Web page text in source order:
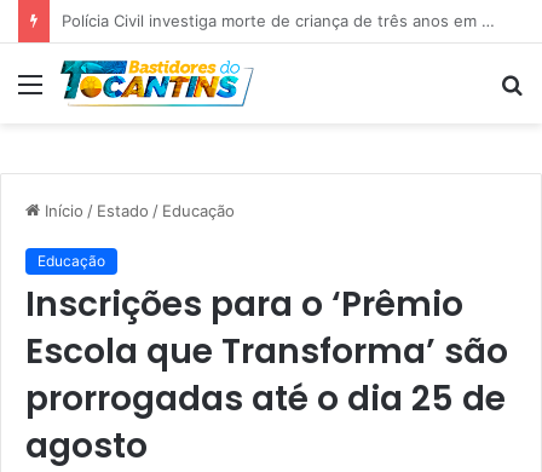
Professora Dorinha lidera disputa pelo Governo do Tocantins com 37,4% das intenções de voto, aponta pesquisa
Menu
Início / Estado / Educação
Educação
Inscrições para o ‘Prêmio
Escola que Transforma’ são
prorrogadas até o dia 25 de
agosto